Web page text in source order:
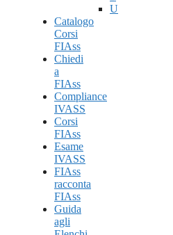
U
Catalogo
Corsi
FIAss
Chiedi
a
FIAss
Compliance
IVASS
Corsi
FIAss
Esame
IVASS
FIAss
racconta
FIAss
Guida
agli